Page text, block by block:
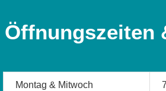
Öffnungszeiten
Montag & Mitwoch